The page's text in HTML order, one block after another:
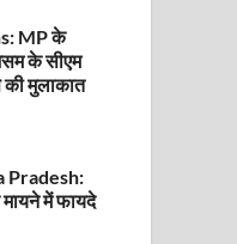
MP के
के सीएम
की मुलाकात
Pradesh:
में फायदे